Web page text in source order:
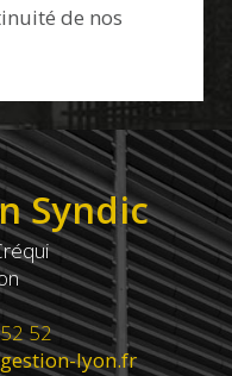
de nos
Syndic
52
lyon.fr